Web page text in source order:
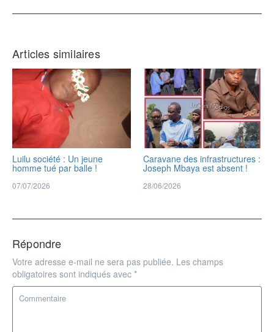
Articles similaires
Luilu société : Un jeune
homme tué par balle !
07/07/2026
Caravane des infrastructures :
Joseph Mbaya est absent !
28/06/2026
Répondre
Votre adresse e-mail ne sera pas publiée. Les champs
obligatoires sont indiqués avec *